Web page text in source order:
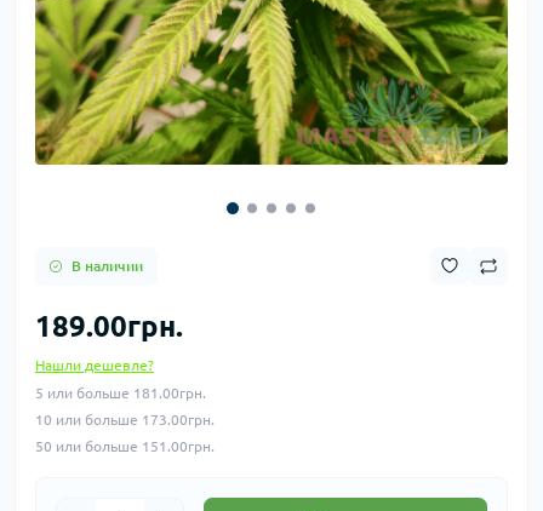
В наличии
189.00грн.
Нашли дешевле?
5 или больше 181.00грн.
10 или больше 173.00грн.
50 или больше 151.00грн.